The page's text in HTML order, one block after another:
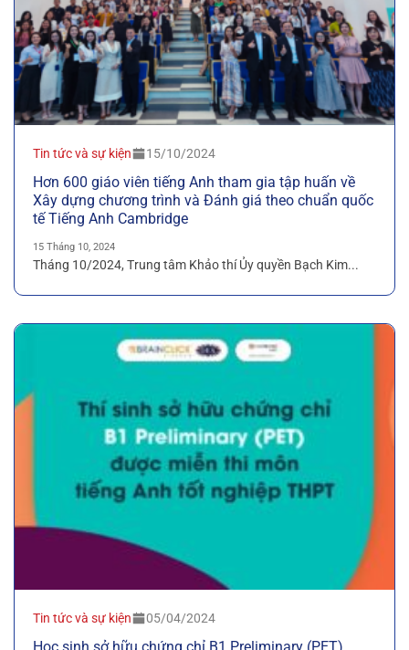
Tin tức và sự kiện 15/10/2024
Hơn 600 giáo viên tiếng Anh tham gia tập huấn về
Xây dựng chương trình và Đánh giá theo chuẩn quốc
tế Tiếng Anh Cambridge
15 Tháng 10, 2024
Tháng 10/2024, Trung tâm Khảo thí Ủy quyền Bạch Kim...
Tin tức và sự kiện 05/04/2024